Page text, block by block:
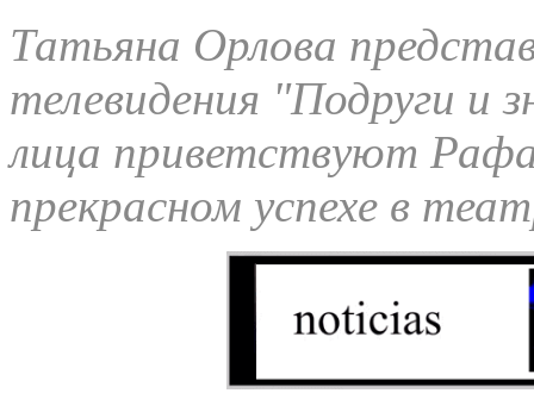
Татьяна Орлова
телевидения "Подруги и
лица приветствуют
прекрасном успехе в